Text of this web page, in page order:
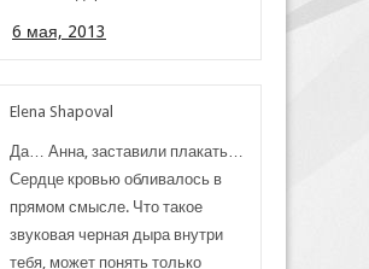
6 мая, 2013
Elena Shapoval
Да… Анна, заставили плакать…
Сердце кровью обливалось в
прямом смысле. Что такое
звуковая черная дыра внутри
тебя, может понять только